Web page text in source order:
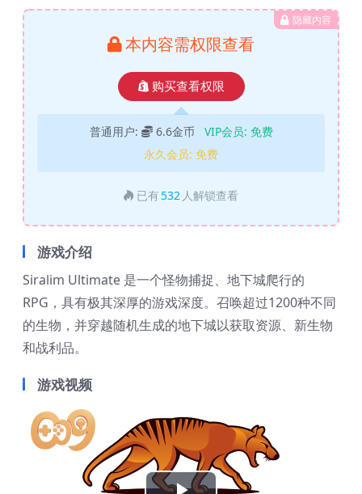
隐藏内容
本内容需权限查看
购买查看权限
普通用户: 6.6金币 VIP会员: 免费
永久会员: 免费
已有 532 人解锁查看
游戏介绍
Siralim Ultimate 是一个怪物捕捉、地下城爬行的
RPG，具有极其深厚的游戏深度。召唤超过1200种不同
的生物，并穿越随机生成的地下城以获取资源、新生物
和战利品。
游戏视频